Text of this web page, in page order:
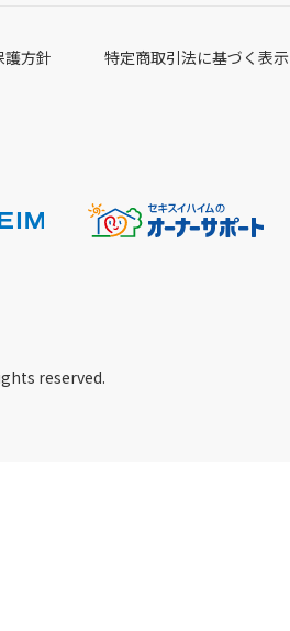
護方針 特定商取引法に基づく表示
reserved.